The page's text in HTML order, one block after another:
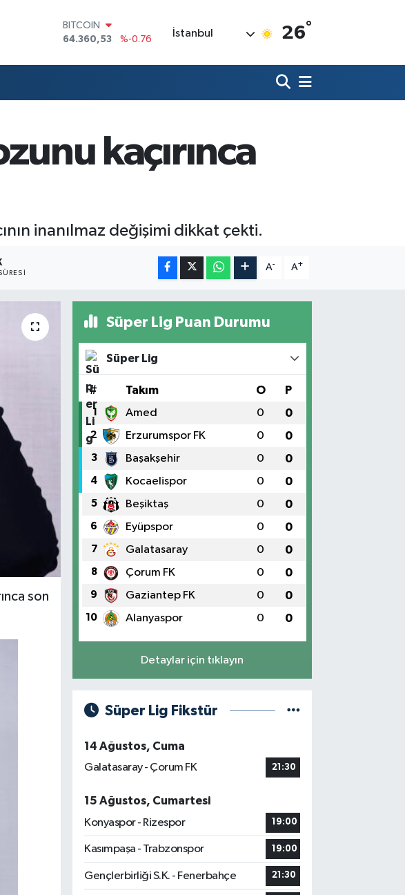
DOLAR
47,7143
%0.16
55,0317
%-0.02
13.887
%64
BITCOIN
İstanbul 26°
kaçırınca
inanılmaz değişimi dikkat çekti.
A- A+
son
Süper Lig Puan Durumu
Süper Lig
# Takım O P
1 Amed 0 0
2 Erzurumspor FK 0 0
3 Başakşehir 0 0
4 Kocaelispor 0 0
5 Beşiktaş 0 0
6 Eyüpspor 0 0
7 Galatasaray 0 0
8 Çorum FK 0 0
9 Gaziantep FK 0 0
10 Alanyaspor 0 0
Detaylar için tıklayın
Süper Lig Fikstür
14 Ağustos, Cuma
Galatasaray - Çorum FK
21:30
15 Ağustos, Cumartesi
Konyaspor - Rizespor
19:00
Kasımpaşa - Trabzonspor 19:00
Gençlerbirliği S.K. - Fenerbahçe 21:30